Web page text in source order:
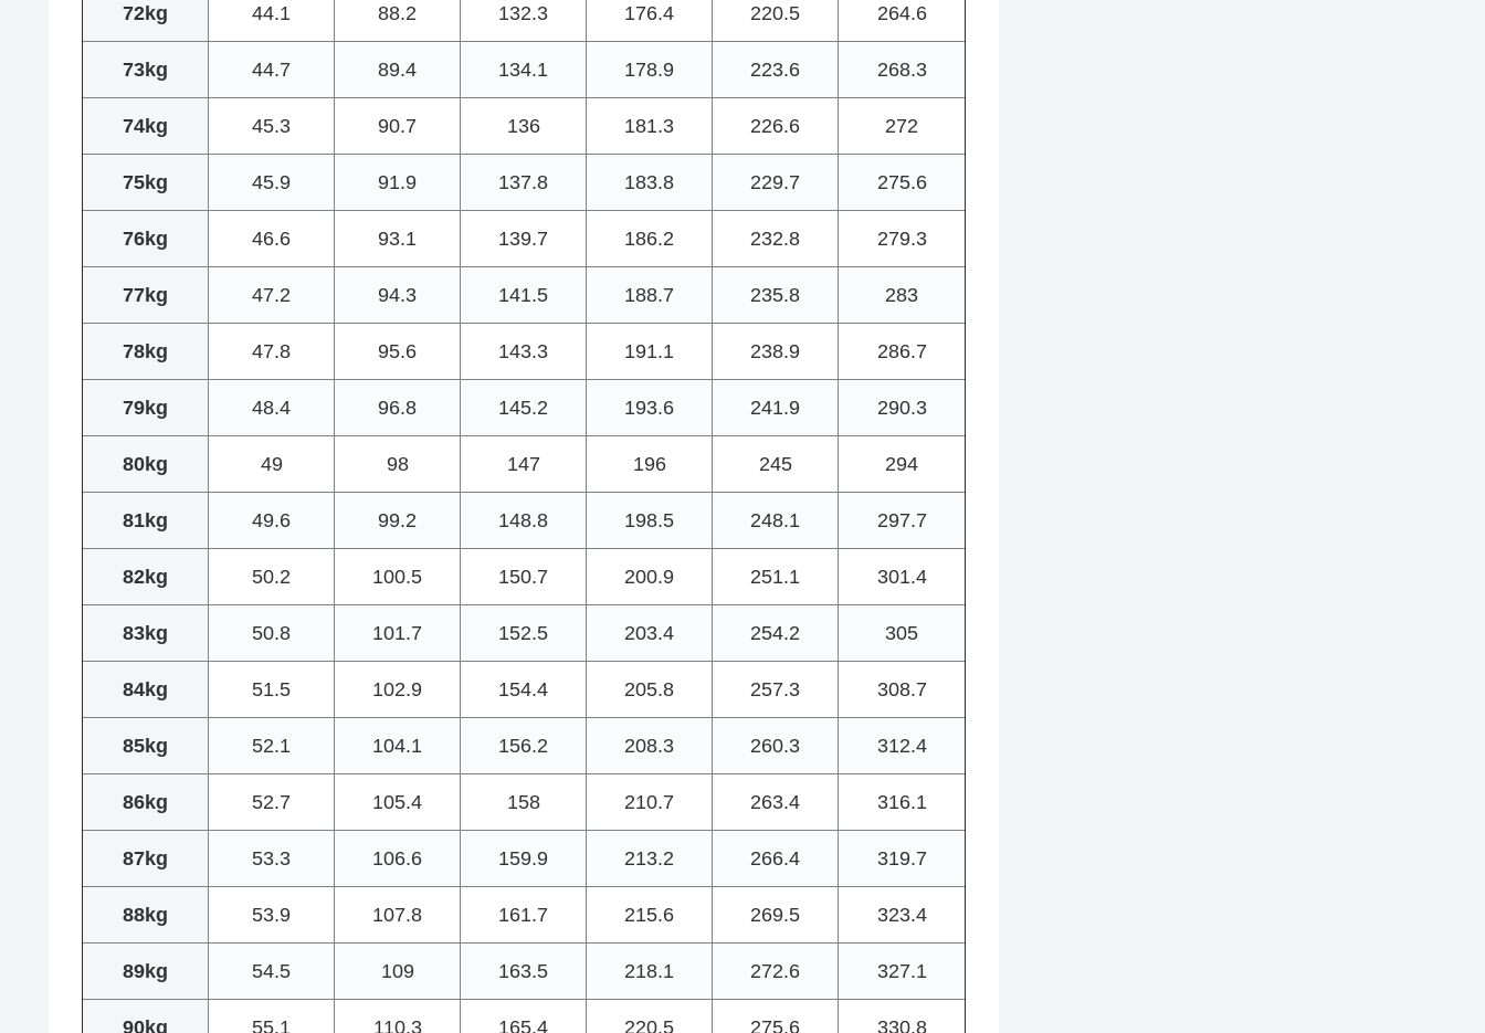
72kg 44.1 88.2 132.3 176.4 220.5 264.6
73kg 44.7 89.4 134.1 178.9 223.6 268.3
74kg 45.3 90.7 136 181.3 226.6 272
75kg 45.9 91.9 137.8 183.8 229.7 275.6
76kg 46.6 93.1 139.7 186.2 232.8 279.3
77kg 47.2 94.3 141.5 188.7 235.8 283
78kg 47.8 95.6 143.3 191.1 238.9 286.7
79kg 48.4 96.8 145.2 193.6 241.9 290.3
80kg 49 98 147 196 245 294
81kg 49.6 99.2 148.8 198.5 248.1 297.7
82kg 50.2 100.5 150.7 200.9 251.1 301.4
83kg 50.8 101.7 152.5 203.4 254.2 305
84kg 51.5 102.9 154.4 205.8 257.3 308.7
85kg 52.1 104.1 156.2 208.3 260.3 312.4
86kg 52.7 105.4 158 210.7 263.4 316.1
87kg 53.3 106.6 159.9 213.2 266.4 319.7
88kg 53.9 107.8 161.7 215.6 269.5 323.4
89kg 54.5 109 163.5 218.1 272.6 327.1
90kg 55.1 110.3 165.4 220.5 275.6 330.8